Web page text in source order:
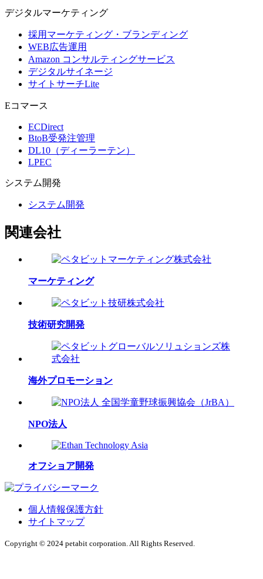
デジタルマーケティング
採用マーケティング・ブランディング
WEB広告運用
Amazon コンサルティングサービス
デジタルサイネージ
サイトサーチLite
Eコマース
ECDirect
BtoB受発注管理
DL10（ディーラーテン）
LPEC
システム開発
システム開発
関連会社
マーケティング
技術研究開発
海外プロモーション
NPO法人
オフショア開発
個人情報保護方針
サイトマップ
Copyright © 2024 petabit corporation. All Rights Reserved.